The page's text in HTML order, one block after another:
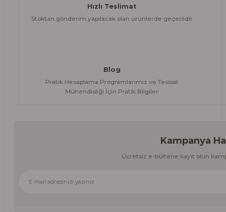
Hızlı Teslimat
Stoktan gönderim yapılacak olan ürünlerde geçerlidir
Blog
Pratik Hesaplama Programlarımız ve Tesisat
Mühendisliği İçin Pratik Bilgiler
Kampanya
Ücretsiz e-bültene kayıt olun